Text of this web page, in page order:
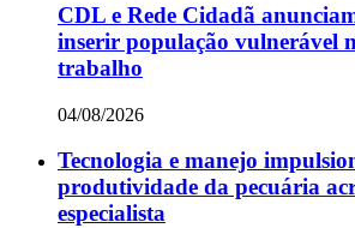
CDL e Rede Cidadã
inserir população vulnerável
trabalho
04/08/2026
Tecnologia e manejo
produtividade da pecuária
especialista